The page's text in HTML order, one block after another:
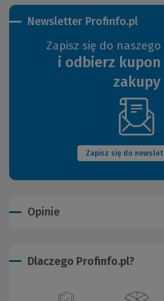
Newsletter Profinfo.pl
Zapisz się do
i odbierz kupon
zakupy
Zapisz się do
(Nowe
okno)
Opinie
Dlaczego Profinfo.pl?